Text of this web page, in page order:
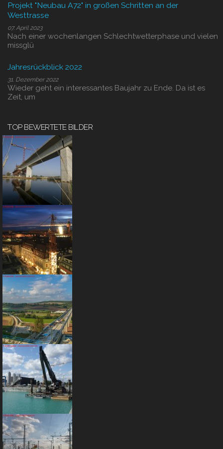
Projekt "Neubau A72" in großen Schritten an der
Westtrasse
07. April 2023
Nach einer wochenlangen Schlechtwetterphase und vielen
missglü
Jahresrückblick 2022
31. Dezember 2022
Wieder geht ein interessantes Baujahr zu Ende. Da ist es
Zeit, um
TOP BEWERTETE BILDER